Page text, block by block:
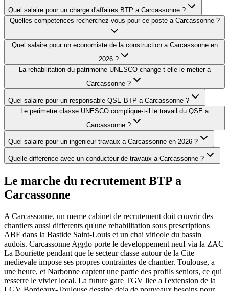
Quel salaire pour un charge d'affaires BTP a Carcassonne ?
Quelles competences recherchez-vous pour ce poste a Carcassonne ?
Quel salaire pour un economiste de la construction a Carcassonne en
2026 ?
La rehabilitation du patrimoine UNESCO change-t-elle le metier a
Carcassonne ?
Quel salaire pour un responsable QSE BTP a Carcassonne ?
Le perimetre classe UNESCO complique-t-il le travail du QSE a
Carcassonne ?
Quel salaire pour un ingenieur travaux a Carcassonne en 2026 ?
Quelle difference avec un conducteur de travaux a Carcassonne ?
Le marche du recrutement BTP a
Carcassonne
A Carcassonne, un meme cabinet de recrutement doit couvrir des
chantiers aussi differents qu'une rehabilitation sous prescriptions
ABF dans la Bastide Saint-Louis et un chai viticole du bassin
audois. Carcassonne Agglo porte le developpement neuf via la ZAC
La Bouriette pendant que le secteur classe autour de la Cite
medievale impose ses propres contraintes de chantier. Toulouse, a
une heure, et Narbonne captent une partie des profils seniors, ce qui
resserre le vivier local. La future gare TGV liee a l'extension de la